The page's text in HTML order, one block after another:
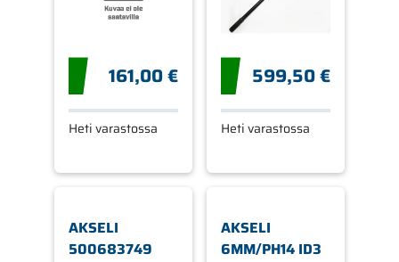
161,00 €
Heti varastossa
599,50 €
Heti varastossa
AKSELI
500683749
AKSELI
6MM/PH14 ID3